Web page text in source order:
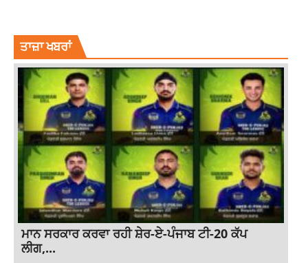
ਤਾਜ਼ਾ ਖਬਰਾਂ
ਮਾਨ ਸਰਕਾਰ ਕਰਵਾ ਰਹੀ ਸ਼ੇਰ-ਏ-ਪੰਜਾਬ ਟੀ-20 ਕੱਪ
ਲੀਗ,...